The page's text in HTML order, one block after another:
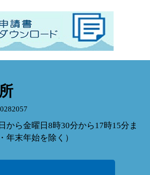
から金曜日8時30分から17時15分ま
年末年始を除く）